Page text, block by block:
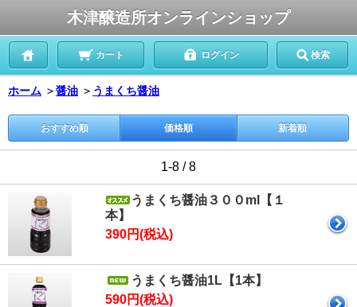
木津醸造所オンラインショップ
カート ログイン 検索
ホーム ＞醤油 ＞ うまくち醤油
おすすめ順 価格順 新着順
1-8 / 8
うまくち醤油３００ml【１
本】
390円(税込)
うまくち醤油1L【1本】
590円(税込)